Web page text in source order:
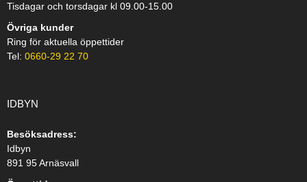
Tisdagar och torsdagar kl 09.00-15.00
Övriga kunder
Ring för aktuella öppettider
Tel: 0660-29 22 70
IDBYN
Besöksadress:
Idbyn
891 95 Arnäsvall